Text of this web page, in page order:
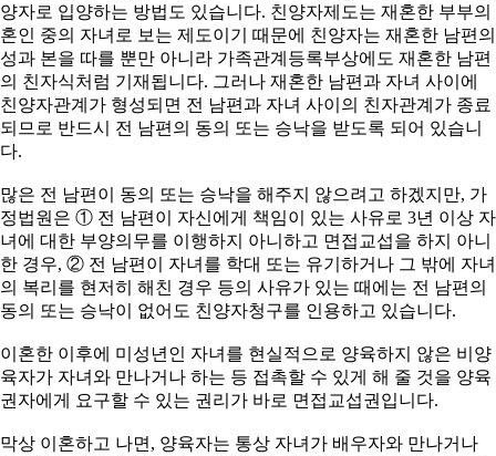
양자로 입양하는 방법도 있습니다. 친양자제도는 재혼한 부부의
혼인 중의 자녀로 보는 제도이기 때문에 친양자는 재혼한 남편의
성과 본을 따를 뿐만 아니라 가족관계등록부상에도 재혼한 남편
의 친자식처럼 기재됩니다. 그러나 재혼한 남편과 자녀 사이에
친양자관계가 형성되면 전 남편과 자녀 사이의 친자관계가 종료
되므로 반드시 전 남편의 동의 또는 승낙을 받도록 되어 있습니
다.
많은 전 남편이 동의 또는 승낙을 해주지 않으려고 하겠지만, 가
정법원은 ① 전 남편이 자신에게 책임이 있는 사유로 3년 이상 자
녀에 대한 부양의무를 이행하지 아니하고 면접교섭을 하지 아니
한 경우, ② 전 남편이 자녀를 학대 또는 유기하거나 그 밖에 자녀
의 복리를 현저히 해친 경우 등의 사유가 있는 때에는 전 남편의
동의 또는 승낙이 없어도 친양자청구를 인용하고 있습니다.
이혼한 이후에 미성년인 자녀를 현실적으로 양육하지 않은 비양
육자가 자녀와 만나거나 하는 등 접촉할 수 있게 해 줄 것을 양육
권자에게 요구할 수 있는 권리가 바로 면접교섭권입니다.
막상 이혼하고 나면, 양육자는 통상 자녀가 배우자와 만나거나